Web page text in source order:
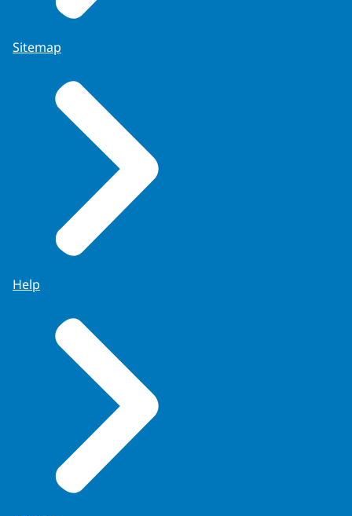
Sitemap
Help